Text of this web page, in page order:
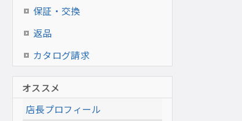
保証・交換
返品
カタログ請求
オススメ
店長プロフィール